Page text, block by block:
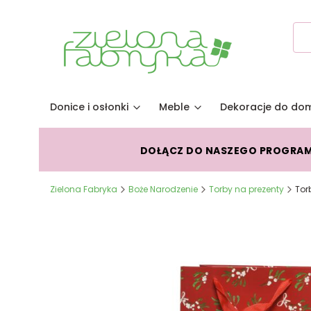
Donice i osłonki Meble Dekoracje do
DOŁĄCZ DO NASZEGO
Zielona Fabryka Boże Narodzenie Torby na prezenty